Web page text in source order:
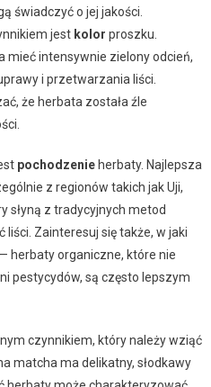
świadczyć o jej jakości.
jest kolor proszku.
mieć intensywnie zielony odcień,
i przetwarzania liści.
że herbata została źle
pochodzenieherbaty. Najlepsza
z regionów takich jak Uji,
słyną z tradycyjnych metod
liści. Zainteresuj się także, w jaki
herbaty organiczne, które nie
pestycydów, są często lepszym
czynnikiem, który należy wziąć
matcha ma delikatny, słodkawy